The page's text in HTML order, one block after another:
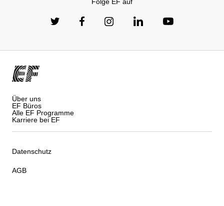
Über uns
EF Büros
Alle EF Programme
Karriere bei EF
Datenschutz
AGB